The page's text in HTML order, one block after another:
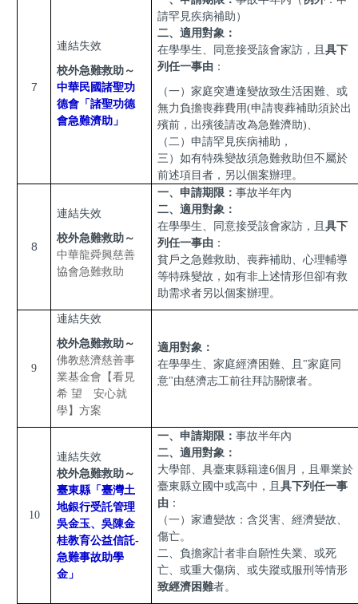
7
連結失效
校外急難救助～
中華民國諸聖功
德會「諸聖功德
會急難濟助」
請罕見疾病補助）
二、適用對象：
在學學生、同意接受該會家訪，且具下
列任一事由 ：
（一）家庭突遭逢變故致生活困難、或
無力負擔喪葬費用(申請喪葬補助須於出
殯前，出殯後請改為急難濟助)、
（二）申請罕見疾病補助，
三）如有特殊變故須急難救助但不屬於
前述項目者，另以個案辦理。
8
連結失效
校外急難救助～
中華龍舜興慈善
協會急難救助
一、申請期限：事故半年內
二、適用對象：
在學學生、同意接受該會家訪，且具下
列任一事由 ：
貧戶之急難救助、喪葬補助、心理輔導
等特殊變故，如有非上述情形但卻有救
助需求者另以個案辦理。
9
連結失效
校外急難救助～
佛教慈濟慈善事
業基金會【看見
希 望 安心就
學】方案
適用對象：
在學學生、家庭經濟困難、且"家庭同
意"由慈濟志工前往拜訪關懷者。
10
連結失效
校外急難救助～
臺東縣「臺灣土
地銀行受託管理
吳金玉、吳陳金
桂教育公益信託-
急難事故助學
金」
一、申請期限：事故半年內
二、適用對象：
大學部、具臺東縣籍達6個月，且畢業於
臺東縣立國中或高中，且具下列任一事
由 ：
（一）家遭變故：含災害、經濟變故、
傷亡。
二、負擔家計者非自願性失業、或死
亡、或重大傷病、或失蹤或服刑等情形
致經濟困難者。